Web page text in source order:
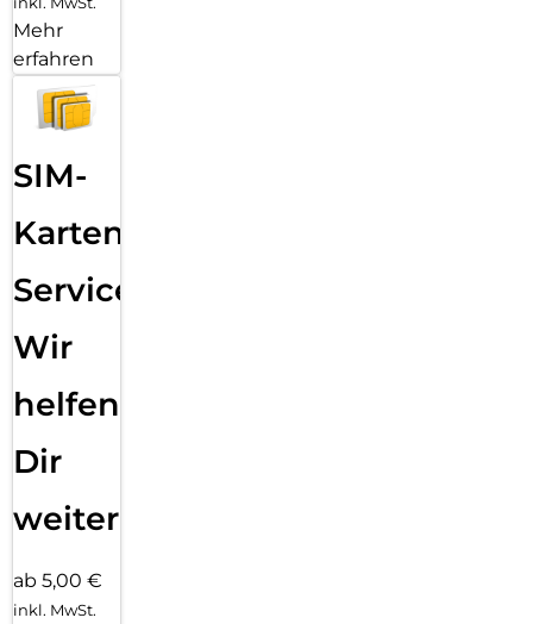
Mehr
erfahren
SIM-
Karten
Service:
Wir
helfen
Dir
weiter
ab 5,00 €
inkl. MwSt.